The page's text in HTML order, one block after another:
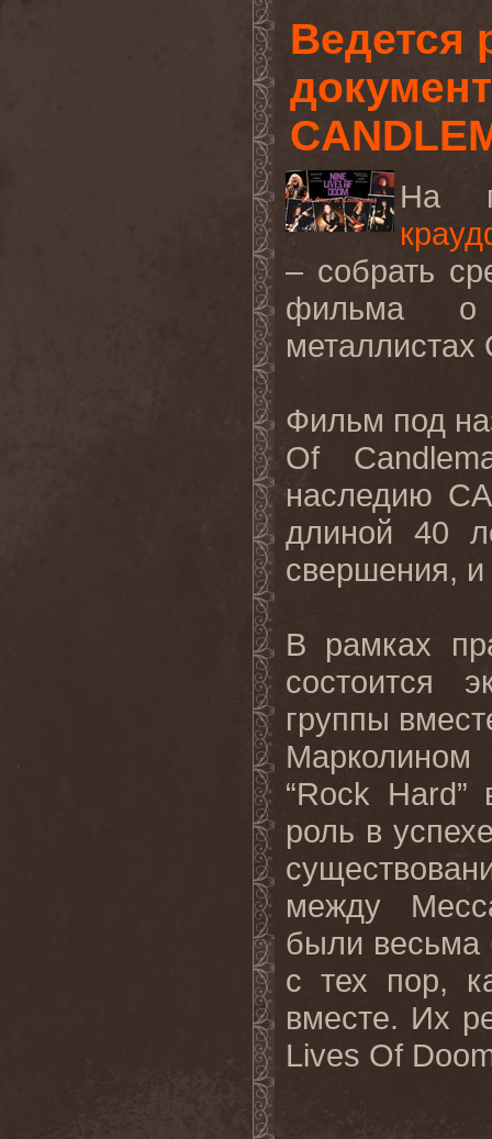
Ведется
На
– собрать
фильма о
металлистах
Фильм под
Of
наследию
длиной 40
свершения,
В рамках
состоится
группы
“Rock Hard”
роль в
между
были весьма
с тех пор,
вместе. Их
Lives Of